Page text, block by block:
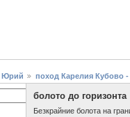
Юрий поход Карелия Кубово
болото до горизонта
Безкрайние болота на